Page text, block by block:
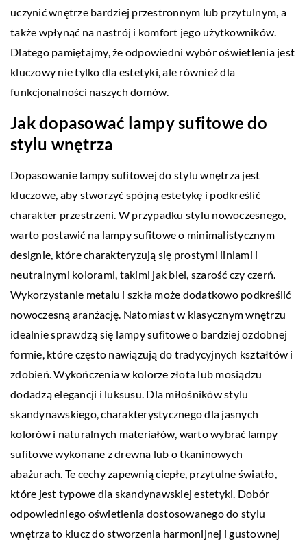
uczynić wnętrze bardziej przestronnym lub przytulnym, a
także wpłynąć na nastrój i komfort jego użytkowników.
Dlatego pamiętajmy, że odpowiedni wybór oświetlenia jest
kluczowy nie tylko dla estetyki, ale również dla
funkcjonalności naszych domów.
Jak dopasować lampy sufitowe do
stylu wnętrza
Dopasowanie lampy sufitowej do stylu wnętrza jest
kluczowe, aby stworzyć spójną estetykę i podkreślić
charakter przestrzeni. W przypadku stylu nowoczesnego,
warto postawić na lampy sufitowe o minimalistycznym
designie, które charakteryzują się prostymi liniami i
neutralnymi kolorami, takimi jak biel, szarość czy czerń.
Wykorzystanie metalu i szkła może dodatkowo podkreślić
nowoczesną aranżację. Natomiast w klasycznym wnętrzu
idealnie sprawdzą się lampy sufitowe o bardziej ozdobnej
formie, które często nawiązują do tradycyjnych kształtów i
zdobień. Wykończenia w kolorze złota lub mosiądzu
dodadzą elegancji i luksusu. Dla miłośników stylu
skandynawskiego, charakterystycznego dla jasnych
kolorów i naturalnych materiałów, warto wybrać lampy
sufitowe wykonane z drewna lub o tkaninowych
abażurach. Te cechy zapewnią ciepłe, przytulne światło,
które jest typowe dla skandynawskiej estetyki. Dobór
odpowiedniego oświetlenia dostosowanego do stylu
wnętrza to klucz do stworzenia harmonijnej i gustownej